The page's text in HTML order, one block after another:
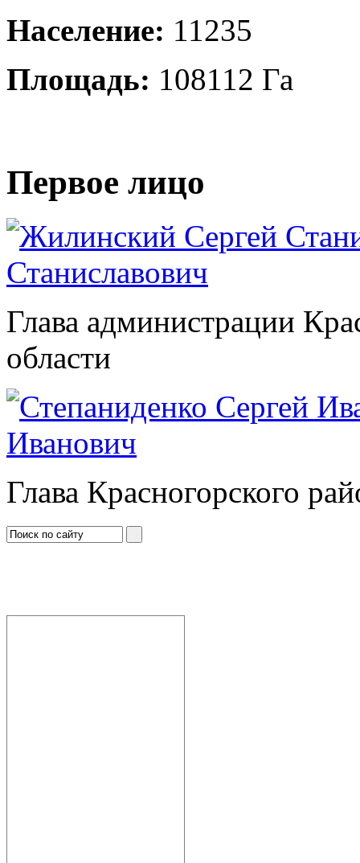
Население: 11235
Площадь: 108112 Га
Первое лицо
Станиславович
Глава администрации
области
Иванович
Глава Красногорского